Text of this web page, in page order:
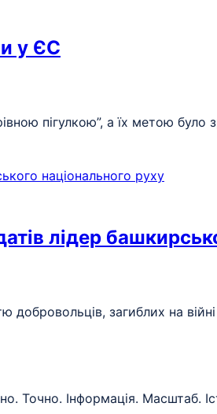
у ЄС
пігулкою”, а їх метою
лідер
добровольців, загиблих на
Точно. Інформація. Масштаб.